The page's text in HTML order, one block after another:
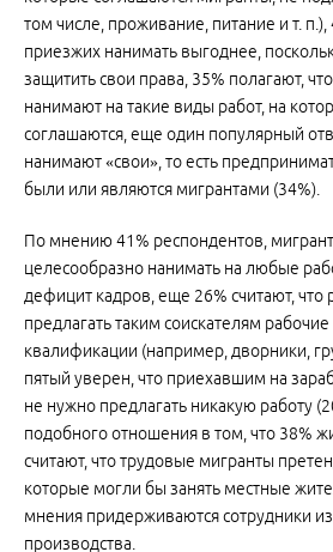
том числе, проживание, питание и т.
приезжих нанимать выгоднее,
защитить свои права, 35% полагают,
нанимают на такие виды работ, на
соглашаются, еще один популярный
нанимают «свои», то есть
были или являются мигрантами (34%).
По мнению 41% респондентов,
целесообразно нанимать на любые
дефицит кадров, еще 26% считают, что
предлагать таким соискателям
квалификации (например, дворники,
пятый уверен, что приехавшим на
не нужно предлагать никакую работу
подобного отношения в том, что 38%
считают, что трудовые мигранты
которые могли бы занять местные
мнения придерживаются сотрудники
производства.